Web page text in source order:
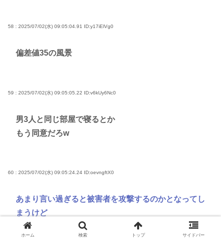
58 : 2025/07/02(水) 09:05:04.91 ID:y17iElVg0
偏差値35の風景
59 : 2025/07/02(水) 09:05:05.22 ID:v6kUy6Nc0
男3人と同じ部屋で寝るとか
もう同意だろw
60 : 2025/07/02(水) 09:05:24.24 ID:oevngftX0
あまり言い過ぎると被害者を攻撃するのかとなってし
まうけど
知らない男の家には簡単について行っては行けません
ホーム 検索 トップ サイドバー